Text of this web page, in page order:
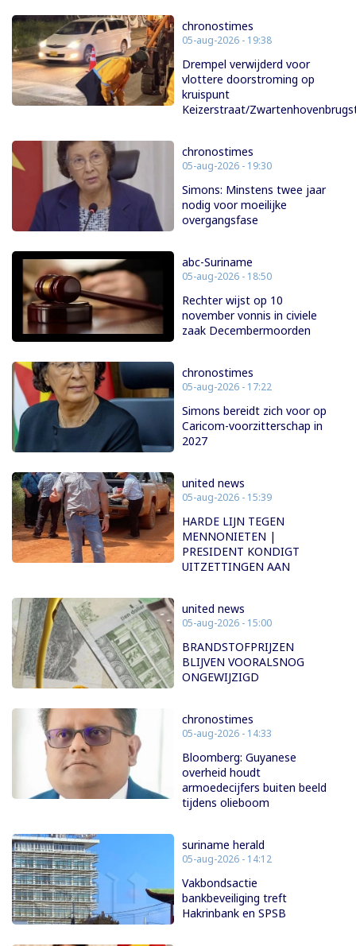
chronostimes
05-aug-2026 - 19:38
Drempel verwijderd voor
vlottere doorstroming op
kruispunt
Keizerstraat/
chronostimes
05-aug-2026 - 19:30
Simons: Minstens twee jaar
nodig voor moeilijke
overgangsfase
abc-Suriname
05-aug-2026 - 18:50
Rechter wijst op 10
november vonnis in civiele
zaak Decembermoorden
chronostimes
05-aug-2026 - 17:22
Simons bereidt zich voor op
Caricom-voorzitterschap in
2027
united news
05-aug-2026 - 15:39
HARDE LIJN TEGEN
MENNONIETEN |
PRESIDENT KONDIGT
UITZETTINGEN AAN
united news
05-aug-2026 - 15:00
BRANDSTOFPRIJZEN
BLIJVEN VOORALSNOG
ONGEWIJZIGD
chronostimes
05-aug-2026 - 14:33
Bloomberg: Guyanese
overheid houdt
armoedecijfers buiten beeld
tijdens olieboom
suriname herald
05-aug-2026 - 14:12
Vakbondsactie
bankbeveiliging treft
Hakrinbank en SPSB